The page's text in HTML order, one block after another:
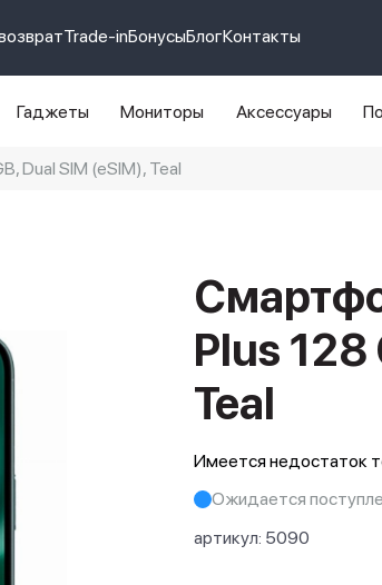
Trade-inБонусыБлогКонтакты
Гаджеты Мониторы Аксессуары
Dual SIM (eSIM), Teal
Plus 128
Teal
Имеется недостаток
Ожидается
артикул: 5090